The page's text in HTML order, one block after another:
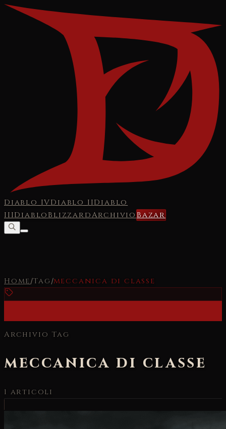
Diablo IVDiablo IIDiablo
IIIDiabloBlizzardArchivioBazar
Home/Tag /meccanica di classe
Archivio Tag
meccanica di classe
1 articoli